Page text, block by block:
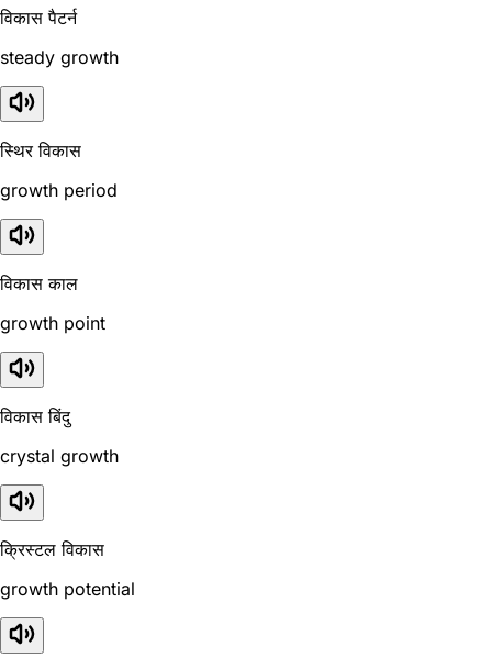
विकास पैटर्न
steady growth
स्थिर विकास
growth period
विकास काल
growth point
विकास बिंदु
crystal growth
क्रिस्टल विकास
growth potential